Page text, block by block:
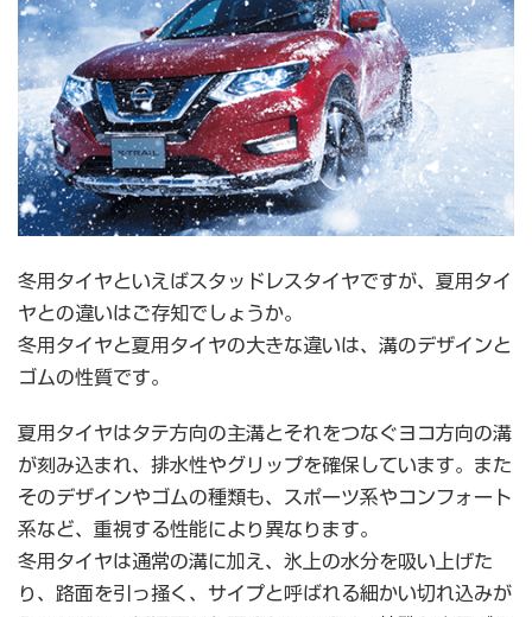
冬用タイヤといえばスタッドレスタイヤですが、夏用タイ
ヤとの違いはご存知でしょうか。
冬用タイヤと夏用タイヤの大きな違いは、溝のデザインと
ゴムの性質です。
夏用タイヤはタテ方向の主溝とそれをつなぐヨコ方向の溝
が刻み込まれ、排水性やグリップを確保しています。また
そのデザインやゴムの種類も、スポーツ系やコンフォート
系など、重視する性能により異なります。
冬用タイヤは通常の溝に加え、氷上の水分を吸い上げた
り、路面を引っ掻く、サイプと呼ばれる細かい切れ込みが